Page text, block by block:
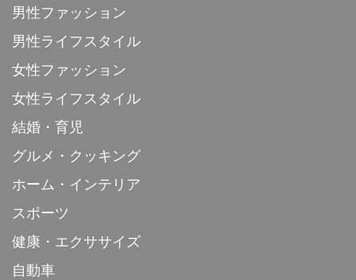
男性ファッション
男性ライフスタイル
女性ファッション
女性ライフスタイル
結婚・育児
グルメ・クッキング
ホーム・インテリア
スポーツ
健康・エクササイズ
自動車